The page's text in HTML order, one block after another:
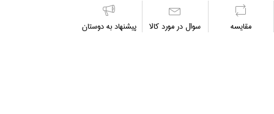
مقايسه سوال در مورد كالا پیشنهاد به دوستان